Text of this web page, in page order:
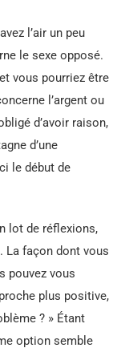
l’air un peu
le sexe opposé.
vous pourriez être
l’argent ou
d’avoir raison,
d’une
le début de
lot de réflexions,
La façon dont vous
pouvez vous
plus positive,
? » Étant
option semble